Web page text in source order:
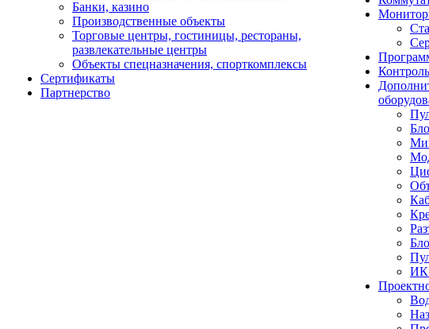
Банки, казино
Производственные объекты
Торговые центры, гостиницы, рестораны,
развлекательные центры
Объекты спецназначения, спорткомплексы
Сертификаты
Партнерство
ИК